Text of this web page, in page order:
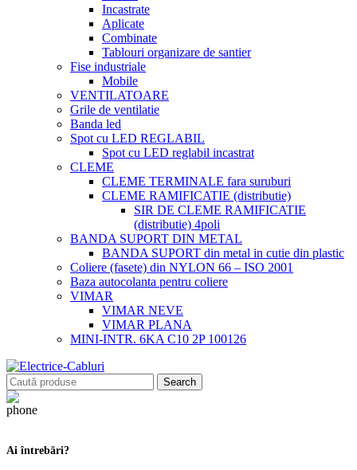
Incastrate
Aplicate
Combinate
Tablouri organizare de santier
Fise industriale
Mobile
VENTILATOARE
Grile de ventilatie
Banda led
Spot cu LED REGLABIL
Spot cu LED reglabil incastrat
CLEME
CLEME TERMINALE fara suruburi
CLEME RAMIFICATIE (distributie)
SIR DE CLEME RAMIFICATIE
(distributie) 4poli
BANDA SUPORT DIN METAL
BANDA SUPORT din metal in cutie din plastic
Coliere (fasete) din NYLON 66 – ISO 2001
Baza autocolanta pentru coliere
VIMAR
VIMAR NEVE
VIMAR PLANA
MINI-INTR. 6KA C10 2P 100126
Search
Ai întrebări?